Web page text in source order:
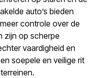
auto’s bieden
controle over de
zijn op scherpe
vaardigheid en
soepele en veilige rit